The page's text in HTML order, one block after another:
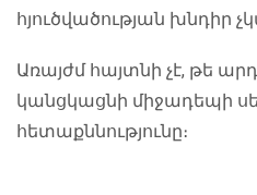
հյուծվածության խնդիր
Առայժմ հայտնի չէ, թե
կանցկացնի միջադեպի
հետաքննությունը։